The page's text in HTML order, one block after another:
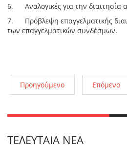
6. Αναλογικές για την διαιτησία
7. Πρόβλεψη επαγγελματικής
των επαγγελματικών συνδέσμων.
Προηγούμενο Επόμενο
ΤΕΛΕΥΤΑΊΑ ΝΈΑ